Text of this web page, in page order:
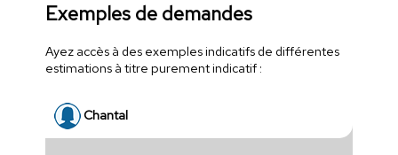
Exemples de demandes
Ayez accès à des exemples indicatifs de différentes
estimations à titre purement indicatif :
Chantal